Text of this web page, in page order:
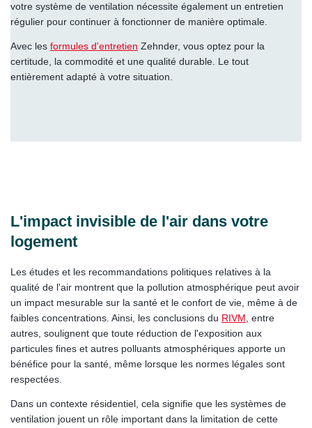
votre système de ventilation nécessite également un entretien
régulier pour continuer à fonctionner de manière optimale.
Avec les formules d'entretien Zehnder, vous optez pour la
certitude, la commodité et une qualité durable. Le tout
entièrement adapté à votre situation.
L'impact invisible de l'air dans votre
logement
Les études et les recommandations politiques relatives à la
qualité de l'air montrent que la pollution atmosphérique peut avoir
un impact mesurable sur la santé et le confort de vie, même à de
faibles concentrations. Ainsi, les conclusions du RIVM , entre
autres, soulignent que toute réduction de l'exposition aux
particules fines et autres polluants atmosphériques apporte un
bénéfice pour la santé, même lorsque les normes légales sont
respectées.
Dans un contexte résidentiel, cela signifie que les systèmes de
ventilation jouent un rôle important dans la limitation de cette